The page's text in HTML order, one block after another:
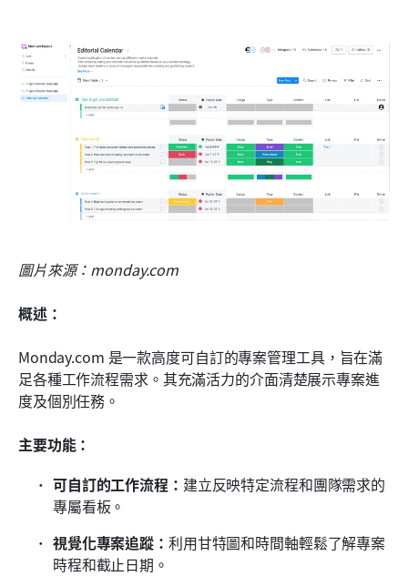
圖片來源：monday.com
概述：
Monday.com 是一款高度可自訂的專案管理工具，旨在滿
足各種工作流程需求。其充滿活力的介面清楚展示專案進
度及個別任務。
主要功能：
可自訂的工作流程： 建立反映特定流程和團隊需求的
專屬看板。
視覺化專案追蹤： 利用甘特圖和時間軸輕鬆了解專案
時程和截止日期。